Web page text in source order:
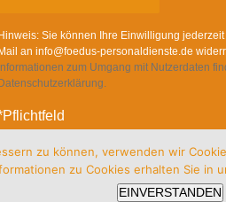
Hinweis: Sie können Ihre Einwilligung
Mail an info@foedus-personaldienste.de
Informationen zum Umgang mit Nutzerdaten
Datenschutzerklärung.
zu können, verwenden wir
zu Cookies erhalten Sie in
EINVERSTANDEN